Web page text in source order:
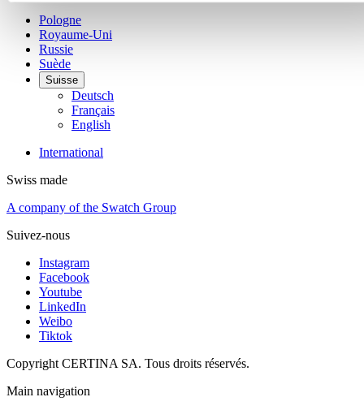
Pologne
Royaume-Uni
Russie
Suède
Suisse
Deutsch
Français
English
International
Swiss made
A company of the Swatch Group
Suivez-nous
Instagram
Facebook
Youtube
LinkedIn
Weibo
Tiktok
Copyright CERTINA SA. Tous droits réservés.
Main navigation